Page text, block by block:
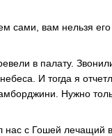
сами, вам нельзя
в палату.
И тогда я
Нужно
с Гошей лечащий